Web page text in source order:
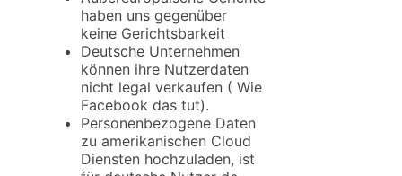
haben uns gegenüber
keine Gerichtsbarkeit
Deutsche Unternehmen
können ihre Nutzerdaten
nicht legal verkaufen ( Wie
Facebook das tut).
Personenbezogene Daten
zu amerikanischen Cloud
Diensten hochzuladen, ist